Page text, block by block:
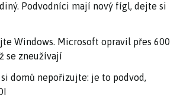
Podvodníci mají nový fígl, dejte si
Windows. Microsoft opravil přes 600
se zneužívají
domů nepořizujte: je to podvod,